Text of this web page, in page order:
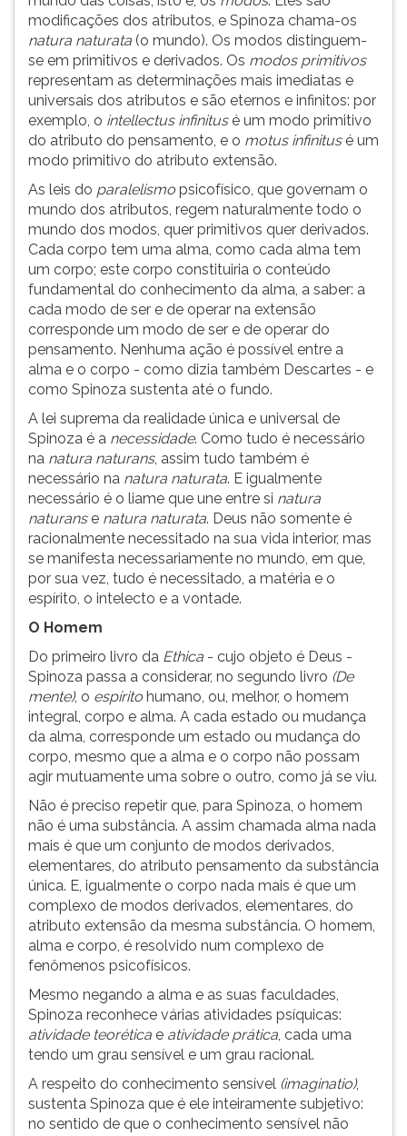
modificações dos atributos, e Spinoza chama-os
natura naturata (o mundo). Os modos distinguem-
se em primitivos e derivados. Os modos primitivos
representam as determinações mais imediatas e
universais dos atributos e são eternos e infinitos: por
exemplo, o intellectus infinitusé um modo primitivo
do atributo do pensamento, e o motus infinitusé um
modo primitivo do atributo extensão.
As leis do paralelismo psicofísico, que governam o
mundo dos atributos, regem naturalmente todo o
mundo dos modos, quer primitivos quer derivados.
Cada corpo tem uma alma, como cada alma tem
um corpo; este corpo constituiria o conteúdo
fundamental do conhecimento da alma, a saber: a
cada modo de ser e de operar na extensão
corresponde um modo de ser e de operar do
pensamento. Nenhuma ação é possível entre a
alma e o corpo - como dizia também Descartes - e
como Spinoza sustenta até o fundo.
A lei suprema da realidade única e universal de
Spinoza é a necessidade. Como tudo é necessário
na natura naturans, assim tudo também é
necessário na natura naturata. E igualmente
necessário é o liame que une entre si natura
naturanse natura naturata. Deus não somente é
racionalmente necessitado na sua vida interior, mas
se manifesta necessariamente no mundo, em que,
por sua vez, tudo é necessitado, a matéria e o
espírito, o intelecto e a vontade.
O Homem
Do primeiro livro da Ethica - cujo objeto é Deus -
Spinoza passa a considerar, no segundo livro (De
mente), o espírito humano, ou, melhor, o homem
integral, corpo e alma. A cada estado ou mudança
da alma, corresponde um estado ou mudança do
corpo, mesmo que a alma e o corpo não possam
agir mutuamente uma sobre o outro, como já se viu.
Não é preciso repetir que, para Spinoza, o homem
não é uma substância. A assim chamada alma nada
mais é que um conjunto de modos derivados,
elementares, do atributo pensamento da substância
única. E, igualmente o corpo nada mais é que um
complexo de modos derivados, elementares, do
atributo extensão da mesma substância. O homem,
alma e corpo, é resolvido num complexo de
fenômenos psicofísicos.
Mesmo negando a alma e as suas faculdades,
Spinoza reconhece várias atividades psíquicas:
atividade teorética e atividade prática, cada uma
tendo um grau sensível e um grau racional.
A respeito do conhecimento sensível (imaginatio),
sustenta Spinoza que é ele inteiramente subjetivo:
no sentido de que o conhecimento sensível não